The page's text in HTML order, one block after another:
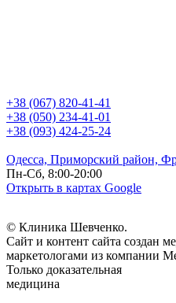
+38 (067) 820-41-41
+38 (050) 234-41-01
+38 (093) 424-25-24
Одесса, Приморский район,
Пн-Сб, 8:00-20:00
Открыть в картах Google
© Клиника Шевченко.
Сайт и контент сайта создан
маркетологами из компании
Только доказательная
медицина